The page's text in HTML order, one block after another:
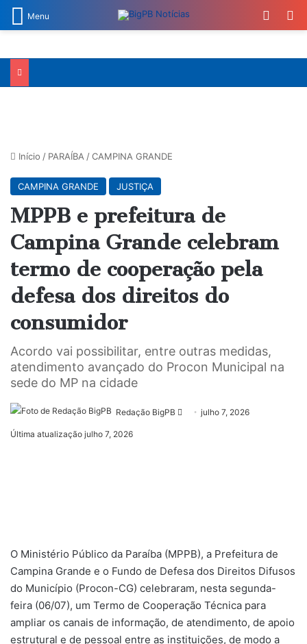
Menu
Início / PARAÍBA /CAMPINA GRANDE
CAMPINA GRANDE JUSTIÇA
MPPB e prefeitura de
Campina Grande celebram
termo de cooperação pela
defesa dos direitos do
consumidor
Acordo vai possibilitar, entre outras medidas,
atendimento avançado do Procon Municipal na
sede do MP na cidade
Redação BigPB
Mandejulho 7, 2026
Última atualização julho 7, 2026
O Ministério Público da Paraíba (MPPB), a Prefeitura de
Campina Grande e o Fundo de Defesa dos Direitos Difusos
do Município (Procon-CG) celebraram, nesta segunda-
feira (06/07), um Termo de Cooperação Técnica para
ampliar os canais de informação, de atendimento, de apoio
estrutural e de pessoal entre as instituições, de modo a